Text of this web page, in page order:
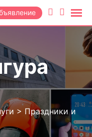
> Праздники и